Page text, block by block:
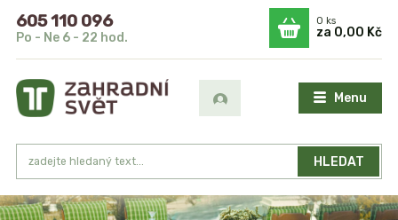
Menu
HLEDAT
605 110 096
Po - Ne 6 - 22 hod.
0ks
za 0,00 Kč